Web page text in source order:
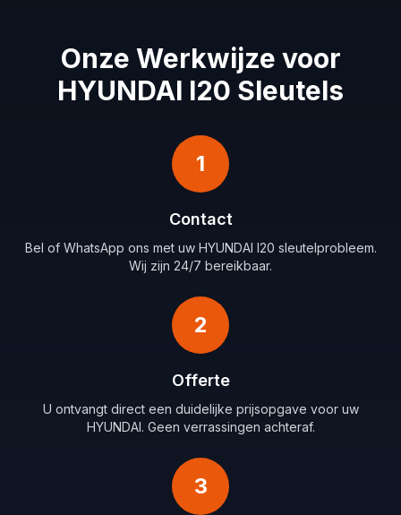
Onze Werkwijze voor
HYUNDAI I20 Sleutels
1
Contact
Bel of WhatsApp ons met uw HYUNDAI I20 sleutelprobleem.
Wij zijn 24/7 bereikbaar.
2
Offerte
U ontvangt direct een duidelijke prijsopgave voor uw
HYUNDAI. Geen verrassingen achteraf.
3